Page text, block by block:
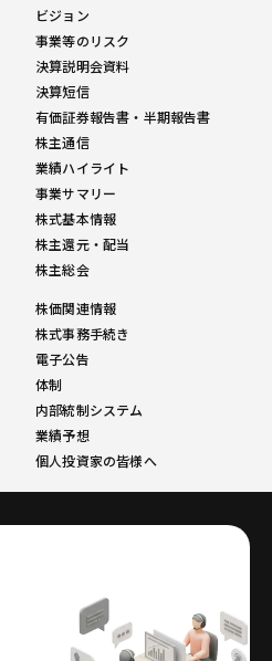
ビジョン
事業等のリスク
決算説明会資料
決算短信
有価証券報告書・半期報告書
株主通信
業績ハイライト
事業サマリー
株式基本情報
株主還元・配当
株主総会
株価関連情報
株式事務手続き
電子公告
体制
内部統制システム
業績予想
個人投資家の皆様へ